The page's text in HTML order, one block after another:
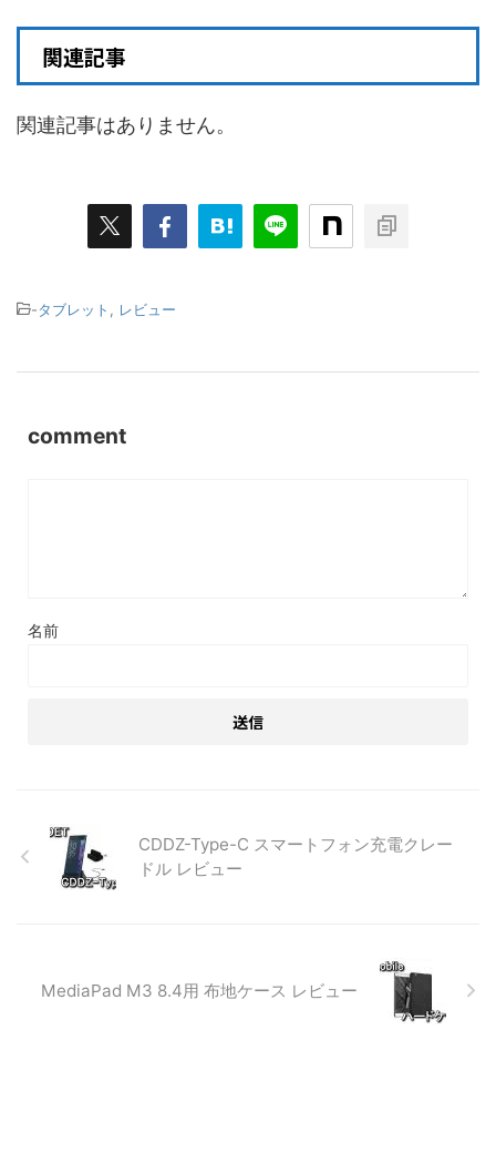
関連記事
関連記事はありません。
-タブレット レビュー
comment
名前
CDDZ-Type-C スマートフォン充電クレー
ドル レビュー
MediaPad M3 8.4用 布地ケース レビュー